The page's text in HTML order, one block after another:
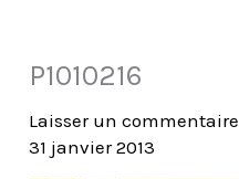
P1010216
Laisser un commentaire
31 janvier 2013